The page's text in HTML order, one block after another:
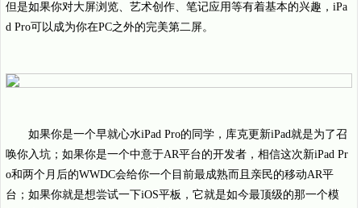
但是如果你对大屏浏览、艺术创作、笔记应用等有着基本的兴趣，iPa
d Pro可以成为你在PC之外的完美第二屏。
如果你是一个早就心水iPad Pro的同学，库克更新iPad就是为了召
唤你入坑；如果你是一个中意于AR平台的开发者，相信这次新iPad Pr
o和两个月后的WWDC会给你一个目前最成熟而且亲民的移动AR平
台；如果你就是想尝试一下iOS平板，它就是如今最顶级的那一个模